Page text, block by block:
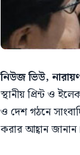
নিউজ ভিউ,
স্থানীয় প্রিন্ট ও
ও দেশ গঠনে
করার আহ্বান জানান।